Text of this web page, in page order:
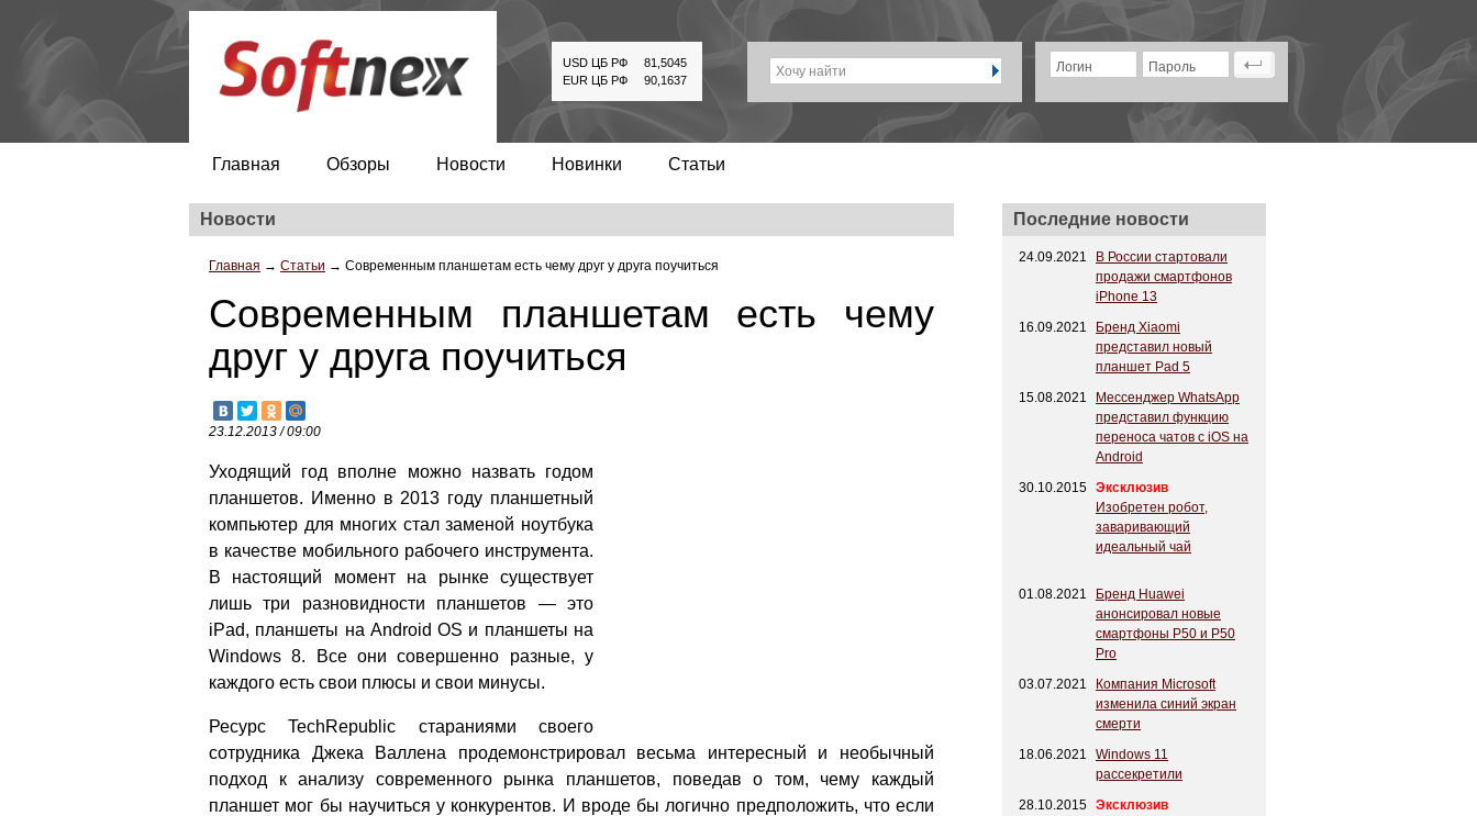
USD ЦБ РФ
81,5045
EUR ЦБ РФ
90,1637
Хочу найти Логин Пароль
Главная Обзоры Новости Новинки Статьи
Новости
Главная → Статьи → Современным планшетам есть чему друг у друга поучиться
Современным планшетам есть чему
друг у друга поучиться
23.12.2013 / 09:00
Уходящий год вполне можно назвать годом
планшетов. Именно в 2013 году планшетный
компьютер для многих стал заменой ноутбука
в качестве мобильного рабочего инструмента.
В настоящий момент на рынке существует
лишь три разновидности планшетов — это
iPad, планшеты на Android OS и планшеты на
Windows 8. Все они совершенно разные, у
каждого есть свои плюсы и свои минусы.
Ресурс TechRepublic стараниями своего
сотрудника Джека Валлена продемонстрировал весьма интересный и необычный
подход к анализу современного рынка планшетов, поведав о том, чему каждый
планшет мог бы научиться у конкурентов. И вроде бы логично предположить, что если
Последние новости
24.09.2021
В России стартовали
продажи смартфонов
iPhone 13
16.09.2021
Бренд Xiaomi
представил новый
планшет Pad 5
15.08.2021
Мессенджер WhatsApp
представил функцию
переноса чатов с iOS на
Android
30.10.2015 Эксклюзив
Изобретен робот,
заваривающий
идеальный чай
01.08.2021
Бренд Huawei
анонсировал новые
смартфоны P50 и P50
Pro
03.07.2021
Компания Microsoft
изменила синий экран
смерти
18.06.2021
Windows 11
рассекретили
28.10.2015 Эксклюзив